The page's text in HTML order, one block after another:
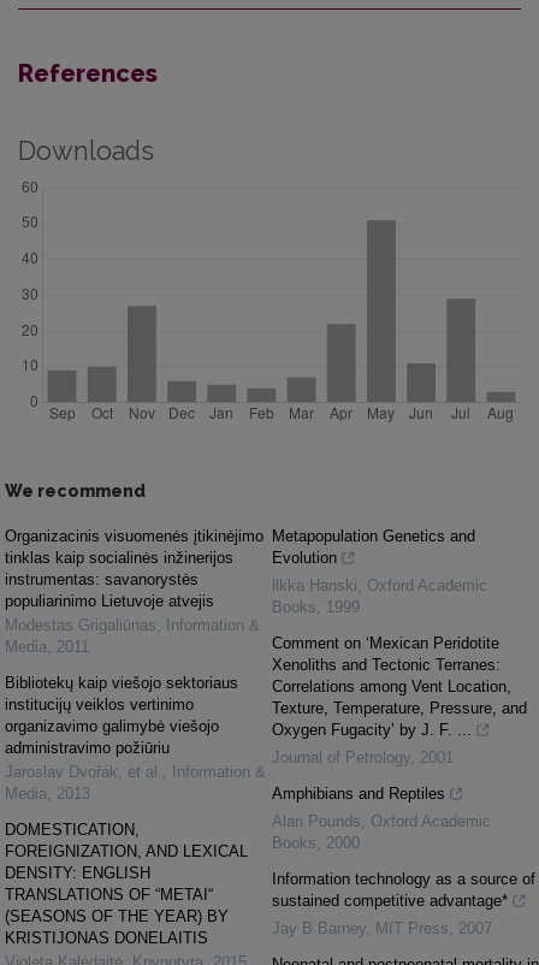
References
Downloads
We recommend
Organizacinis visuomenės įtikinėjimo
tinklas kaip socialinės inžinerijos
instrumentas: savanorystės
populiarinimo Lietuvoje atvejis
Modestas Grigaliūnas,
Information &
Media, 2011
Bibliotekų kaip viešojo sektoriaus
institucijų veiklos vertinimo
organizavimo galimybė viešojo
administravimo požiūriu
Jaroslav Dvořák, et al. ,
Information &
Media, 2013
DOMESTICATION,
FOREIGNIZATION, AND LEXICAL
DENSITY: ENGLISH
TRANSLATIONS OF “METAI“
(SEASONS OF THE YEAR) BY
KRISTIJONAS DONELAITIS
Metapopulation Genetics and
Evolution
llkka Hanski, Oxford Academic
Books, 1999
Comment on ‘Mexican Peridotite
Xenoliths and Tectonic Terranes:
Correlations among Vent Location,
Texture, Temperature, Pressure, and
Oxygen Fugacity’ by J. F. ...
Journal of Petrology, 2001
Amphibians and Reptiles
Alan Pounds, Oxford Academic
Books, 2000
Information technology as a source of
sustained competitive advantage*
Jay B Barney, MIT Press, 2007